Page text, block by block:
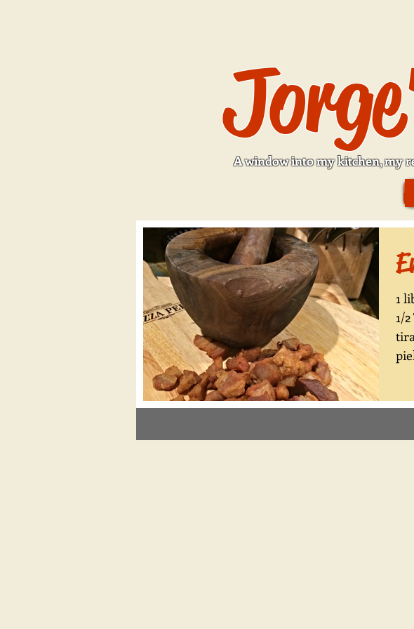
1
1/
A window into my kitchen, my